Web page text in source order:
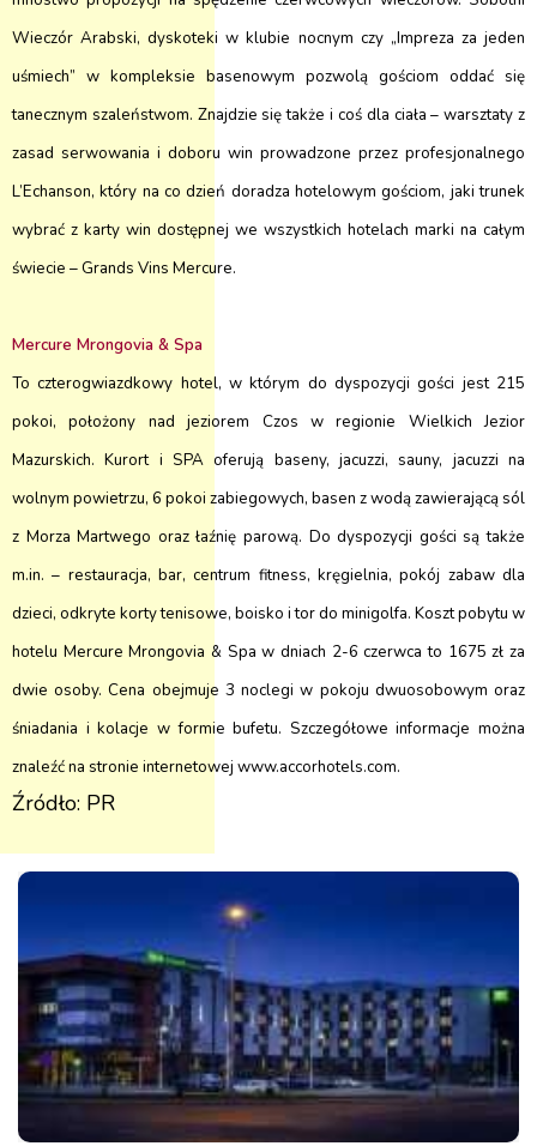
Wieczór Arabski, dyskoteki w klubie nocnym czy „Impreza za jeden
uśmiech” w kompleksie basenowym pozwolą gościom oddać się
tanecznym szaleństwom. Znajdzie się także i coś dla ciała – warsztaty z
zasad serwowania i doboru win prowadzone przez profesjonalnego
L’Echanson, który na co dzień doradza hotelowym gościom, jaki trunek
wybrać z karty win dostępnej we wszystkich hotelach marki na całym
świecie – Grands Vins Mercure.
Mercure Mrongovia & Spa
To czterogwiazdkowy hotel, w którym do dyspozycji gości jest 215
pokoi, położony nad jeziorem Czos w regionie Wielkich Jezior
Mazurskich. Kurort i SPA oferują baseny, jacuzzi, sauny, jacuzzi na
wolnym powietrzu, 6 pokoi zabiegowych, basen z wodą zawierającą sól
z Morza Martwego oraz łaźnię parową. Do dyspozycji gości są także
m.in. – restauracja, bar, centrum fitness, kręgielnia, pokój zabaw dla
dzieci, odkryte korty tenisowe, boisko i tor do minigolfa. Koszt pobytu w
hotelu Mercure Mrongovia & Spa w dniach 2-6 czerwca to 1675 zł za
dwie osoby. Cena obejmuje 3 noclegi w pokoju dwuosobowym oraz
śniadania i kolacje w formie bufetu. Szczegółowe informacje można
znaleźć na stronie internetowej www.accorhotels.com.
Źródło: PR